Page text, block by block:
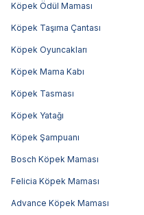
Köpek Ödül Maması
Köpek Taşıma Çantası
Köpek Oyuncakları
Köpek Mama Kabı
Köpek Tasması
Köpek Yatağı
Köpek Şampuanı
Bosch Köpek Maması
Felicia Köpek Maması
Advance Köpek Maması